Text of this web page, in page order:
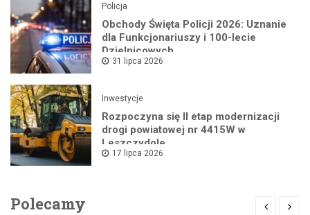
Policja
Obchody Święta Policji 2026: Uznanie
dla Funkcjonariuszy i 100-lecie
Dzielnicowych
31 lipca 2026
Inwestycje
Rozpoczyna się II etap modernizacji
drogi powiatowej nr 4415W w
Leszczydole
17 lipca 2026
Polecamy